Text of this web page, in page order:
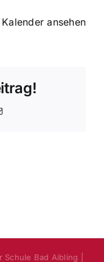
ansehen
E-
Bad Aibling |